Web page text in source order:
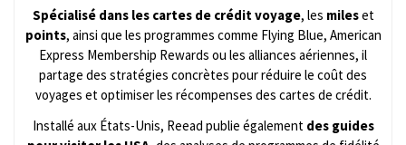
Spécialisé dans les cartes de crédit voyage, les mileset
points, ainsi que les programmes comme Flying Blue, American
Express Membership Rewards ou les alliances aériennes, il
partage des stratégies concrètes pour réduire le coût des
voyages et optimiser les récompenses des cartes de crédit.
Installé aux États-Unis, Reead publie également des guides